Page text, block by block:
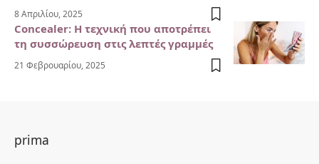
8 Απριλίου, 2025
Concealer: Η τεχνική που αποτρέπει
τη συσσώρευση στις λεπτές γραμμές
21 Φεβρουαρίου, 2025
prima